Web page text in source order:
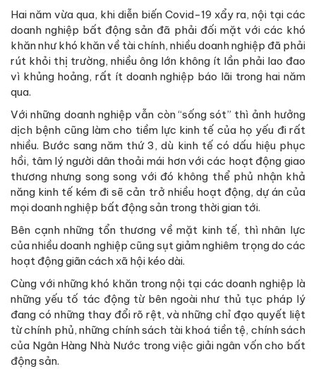
Hai năm vừa qua, khi diễn biến Covid-19 xẩy ra, nội tại các
doanh nghiệp bất động sản đã phải đối mặt với các khó
khăn như khó khăn về tài chính, nhiều doanh nghiệp đã phải
rút khỏi thị trường, nhiều ông lớn không ít lần phải lao đao
vì khủng hoảng, rất ít doanh nghiệp báo lãi trong hai năm
qua.
Với những doanh nghiệp vẫn còn “sống sót” thì ảnh hưởng
dịch bệnh cũng làm cho tiềm lực kinh tế của họ yếu đi rất
nhiều. Bước sang năm thứ 3, dù kinh tế có dấu hiệu phục
hồi, tâm lý người dân thoải mái hơn với các hoạt động giao
thương nhưng song song với đó không thể phủ nhận khả
năng kinh tế kém đi sẽ cản trở nhiều hoạt động, dự án của
mọi doanh nghiệp bất động sản trong thời gian tới.
Bên cạnh những tổn thương về mặt kinh tế, thì nhân lực
của nhiều doanh nghiệp cũng sụt giảm nghiêm trọng do các
hoạt động giãn cách xã hội kéo dài.
Cùng với những khó khăn trong nội tại các doanh nghiệp là
những yếu tố tác động từ bên ngoài như thủ tục pháp lý
đang có những thay đổi rõ rệt, và những chỉ đạo quyết liệt
từ chính phủ, những chính sách tài khoá tiền tệ, chính sách
của Ngân Hàng Nhà Nước trong việc giải ngân vốn cho bất
động sản.